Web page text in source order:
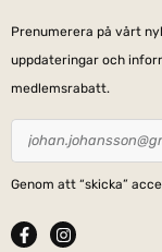
Prenumerera på vårt
uppdateringar och
medlemsrabatt.
Genom att “skicka”